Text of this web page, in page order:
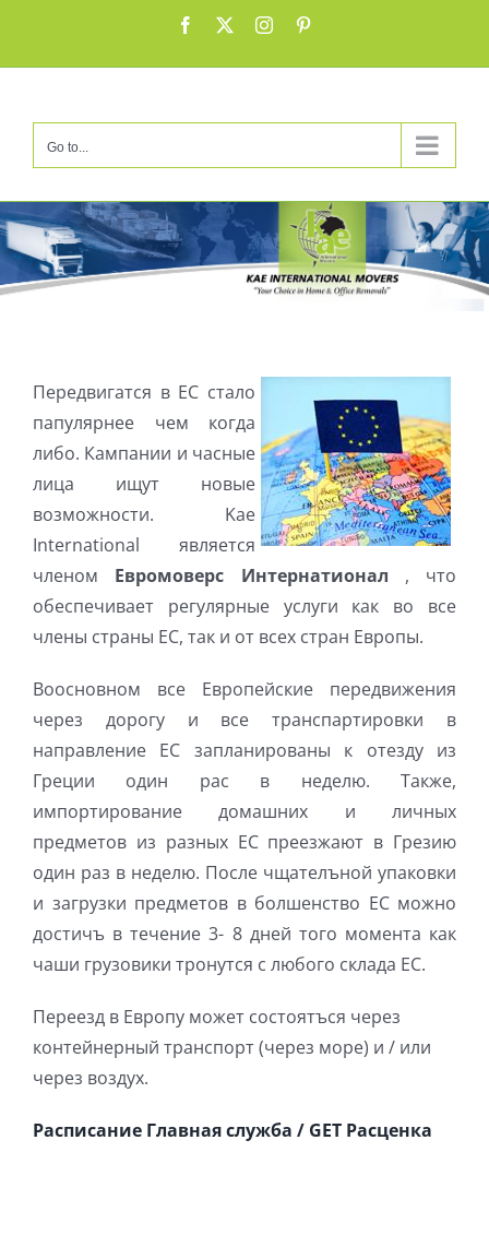
content
Facebook Instagram
Go to...
Передвигатся в ЕС стало
папулярнее чем когда
либо. Кампании и часные
лица ищут новые
возможности. Kae
International является
членом Евромоверс Интернатионал , что
обеспечивает регулярные услуги как во все
члены страны ЕС, так и от всех стран Европы.
Воосновном все Европейские передвижения
через дорогу и все транспартировки в
направление ЕС запланированы к отезду из
Греции один рас в неделю. Также,
импортирование домашних и личных
предметов из разных ЕС преезжают в Грезию
один раз в неделю. После чщателъной упаковки
и загрузки предметов в болшенство ЕС можно
достичъ в течение 3- 8 дней того момента как
чаши грузовики тронутся с любого склада ЕС.
Переезд в Европу может состоятъся через
контейнерный транспорт (через море) и / или
через воздух.
Расписание Главная служба / GET Расценка